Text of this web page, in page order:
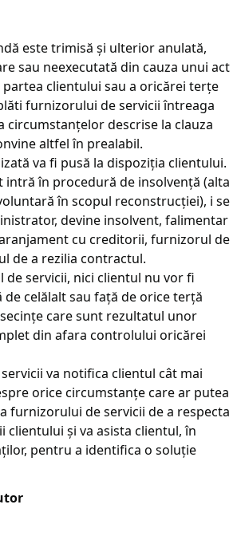
este trimisă și ulterior anulată,
sau neexecutată din cauza unui act
clientului sau a oricărei terțe
furnizorului de servicii întreaga
circumstanțelor descrise la clauza
altfel în prealabil.
va fi pusă la dispoziția clientului.
intră în procedură de insolvență (alta
în scopul reconstrucției), i se
devine insolvent, falimentar
cu creditorii, furnizorul de
de a rezilia contractul.
de servicii, nici clientul nu vor fi
celălalt sau față de orice terță
care sunt rezultatul unor
din afara controlului oricărei
va notifica clientul cât mai
orice circumstanțe care ar putea
furnizorului de servicii de a respecta
clientului și va asista clientul, în
pentru a identifica o soluție